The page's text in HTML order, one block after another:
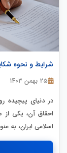
شرایط و نحوه
۲۵ بهمن ۱۴۰۳
در دنیای پیچیده
احقاق آن، یکی از
اسلامی ایران، به